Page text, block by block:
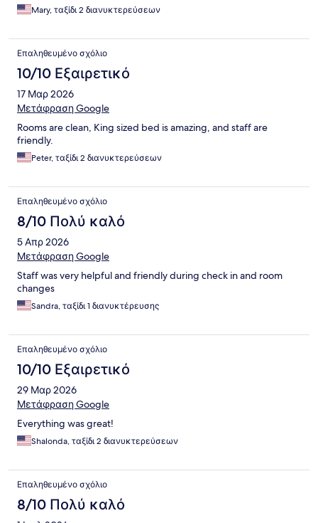
Mary, ταξίδι 2 διανυκτερεύσεων
Επαληθευμένο σχόλιο
10/10 Εξαιρετικό
17 Μαρ 2026
Μετάφραση Google
Rooms are clean, King sized bed is amazing, and staff are
friendly.
Peter, ταξίδι 2 διανυκτερεύσεων
Επαληθευμένο σχόλιο
8/10 Πολύ καλό
5 Απρ 2026
Μετάφραση Google
Staff was very helpful and friendly during check in and room
changes
Sandra, ταξίδι 1 διανυκτέρευσης
Επαληθευμένο σχόλιο
10/10 Εξαιρετικό
29 Μαρ 2026
Μετάφραση Google
Everything was great!
Shalonda, ταξίδι 2 διανυκτερεύσεων
Επαληθευμένο σχόλιο
8/10 Πολύ καλό